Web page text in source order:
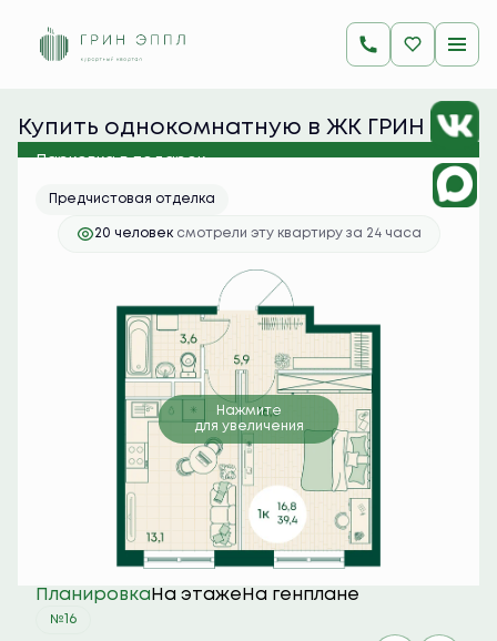
1-комнатная39.4 м
9 475 700 руб.
Ипотека от 37 662 руб./мес.
Купить однокомнатную в ЖК ГРИН
ЭППЛ
Парковка в подарок
Предчистовая отделка
20 человек смотрели эту квартиру за 24 часа
Нажмите
для увеличения
Планировка На этаже На генплане
№16